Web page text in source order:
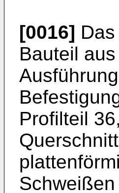
[0016]
Bauteil
Profilteil